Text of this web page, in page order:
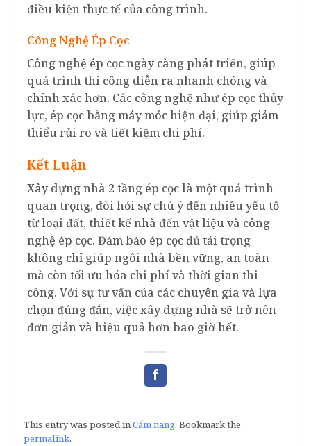
điều kiện thực tế của công trình.
Công Nghệ Ép Cọc
Công nghệ ép cọc ngày càng phát triển, giúp
quá trình thi công diễn ra nhanh chóng và
chính xác hơn. Các công nghệ như ép cọc thủy
lực, ép cọc bằng máy móc hiện đại, giúp giảm
thiểu rủi ro và tiết kiệm chi phí.
Kết Luận
Xây dựng nhà 2 tầng ép cọc là một quá trình
quan trọng, đòi hỏi sự chú ý đến nhiều yếu tố
từ loại đất, thiết kế nhà đến vật liệu và công
nghệ ép cọc. Đảm bảo ép cọc đủ tải trọng
không chỉ giúp ngôi nhà bền vững, an toàn
mà còn tối ưu hóa chi phí và thời gian thi
công. Với sự tư vấn của các chuyên gia và lựa
chọn đúng đắn, việc xây dựng nhà sẽ trở nên
đơn giản và hiệu quả hơn bao giờ hết.
This entry was posted inCẩm nang. Bookmark the
permalink.